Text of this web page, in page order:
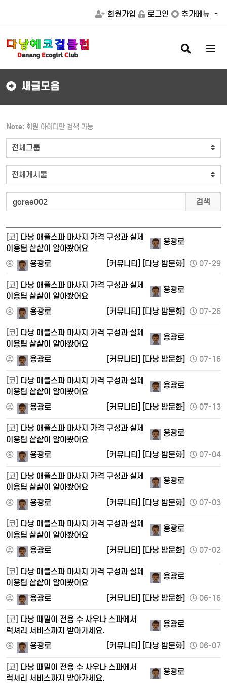
회원가입 로그인 추가메뉴
검
색
버
메
버
새글모음
Note: 회원 아이디만 검색 가능
검색
[코] 다낭 애플스파 마사지 가격 구성과 실제
이용팁 샅샅이 알아봤어요
용광로
용광로 [커뮤니티] [다낭 밤문화] 07-29
[코] 다낭 애플스파 마사지 가격 구성과 실제
이용팁 샅샅이 알아봤어요
용광로
용광로 [커뮤니티] [다낭 밤문화] 07-26
[코] 다낭 애플스파 마사지 가격 구성과 실제
이용팁 샅샅이 알아봤어요
용광로
용광로 [커뮤니티] [다낭 밤문화] 07-16
[코] 다낭 애플스파 마사지 가격 구성과 실제
이용팁 샅샅이 알아봤어요
용광로
용광로 [커뮤니티] [다낭 밤문화] 07-13
[코] 다낭 애플스파 마사지 가격 구성과 실제
이용팁 샅샅이 알아봤어요
용광로
용광로 [커뮤니티] [다낭 밤문화] 07-04
[코] 다낭 애플스파 마사지 가격 구성과 실제
이용팁 샅샅이 알아봤어요
용광로
용광로 [커뮤니티] [다낭 밤문화] 07-03
[코] 다낭 애플스파 마사지 가격 구성과 실제
이용팁 샅샅이 알아봤어요
용광로
용광로 [커뮤니티] [다낭 밤문화] 07-02
[코] 다낭 애플스파 마사지 가격 구성과 실제
이용팁 샅샅이 알아봤어요
용광로
용광로 [커뮤니티] [다낭 밤문화] 06-16
[코] 다낭 때밀이 전용 수 사우나 스파에서
럭셔리 서비스까지 받아가세요.
용광로
용광로 [커뮤니티] [다낭 밤문화] 06-07
[코] 다낭 때밀이 전용 수 사우나 스파에서
럭셔리 서비스까지 받아가세요.
용광로